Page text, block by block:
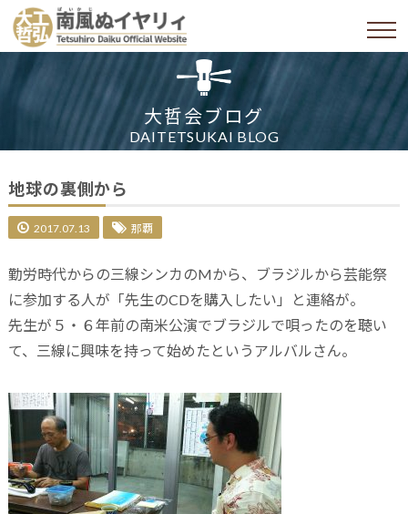
大哲会ブログ
DAITETSUKAI BLOG
地球の裏側から
2017.07.13 那覇
勤労時代からの三線シンカのMから、ブラジルから芸能祭
に参加する人が「先生のCDを購入したい」と連絡が。
先生が５・６年前の南米公演でブラジルで唄ったのを聴い
て、三線に興味を持って始めたというアルバルさん。